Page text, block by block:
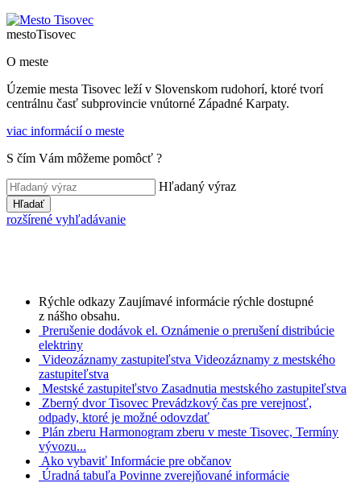
mestoTisovec
O meste
Územie mesta Tisovec leží v Slovenskom rudohorí, ktoré tvorí
centrálnu časť subprovincie vnútorné Západné Karpaty.
viac informácií o meste
S čím Vám môžeme pomôcť ?
Hľadaný výraz
Hľadať
rozšírené vyhľadávanie
Rýchle odkazy Zaujímavé informácie rýchle dostupné
z nášho obsahu.
Prerušenie dodávok el. Oznámenie o prerušení distribúcie
elektriny
Videozáznamy zastupiteľstva Videozáznamy z mestského
zastupiteľstva
Mestské zastupiteľstvo Zasadnutia mestského zastupiteľstva
Zberný dvor Tisovec Prevádzkový čas pre verejnosť,
odpady, ktoré je možné odovzdať
Plán zberu Harmonogram zberu v meste Tisovec, Termíny
vývozu...
Ako vybaviť Informácie pre občanov
Úradná tabuľa Povinne zverejňované informácie